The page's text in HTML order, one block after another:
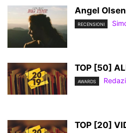
Angel
RECENSIONI
TOP [50]
AWARDS
TOP [20]